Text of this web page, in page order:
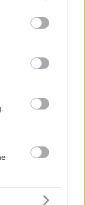
may click to
party tags to
below Google
ταξιδιών
αρχές
4 τα